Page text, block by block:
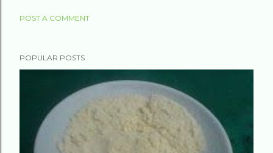
POST A COMMENT
POPULAR POSTS